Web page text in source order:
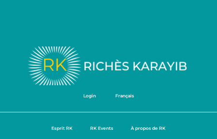
Login Français
Esprit RK RK Events À propos de RK